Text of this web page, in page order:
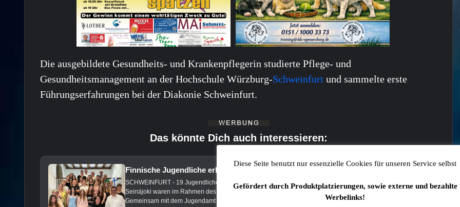
Die ausgebildete Gesundheits- und Krankenpflegerin studierte Pflege- und
Gesundheitsmanagement an der Hochschule Würzburg-Schweinfurt und sammelte erste
Führungserfahrungen bei der Diakonie Schweinfurt.
Das könnte Dich auch interessieren:
Finnische Jugendliche erkunden Schweinfurt beim Städtepartnerschafts-Austausch
SCHWEINFURT - 19 Jugendliche und fünf Betreuerinnen und Betreuer aus der finnischen Partnerstadt
Seinäjoki waren im Rahmen des langjährigen Jugendaustauschs für acht Tage zu Gast in Schweinfurt.
Gemeinsam mit dem Jugendamt der Stadt Schweinfurt erlebten sie ein abwechslungsreiches Programm
Diese Seite benutzt nur essenzielle Cookies für unseren Service selbst
Gefördert durch Produktplatzierungen, sowie externe und bezahlte
Werbelinks!